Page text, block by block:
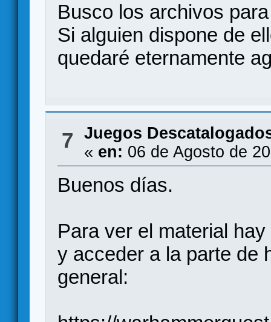
Busco los archivos
Si alguien dispone de
quedaré eternamente
7
Juegos
« en: 06 de Agosto de
Buenos días.
Para ver el material
y acceder a la parte de
general: